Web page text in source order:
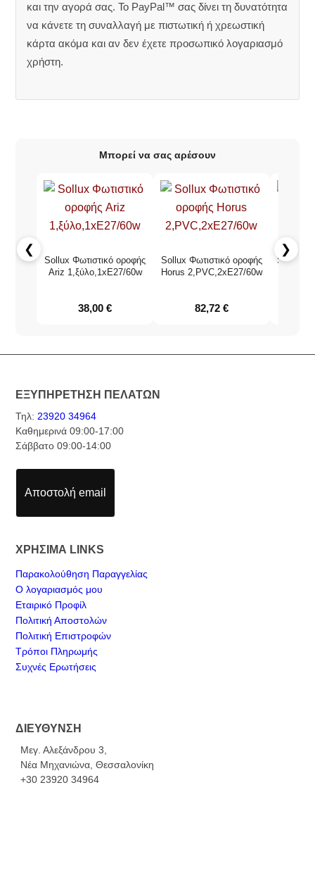
και την αγορά σας. Το PayPal™ σας δίνει τη δυνατότητα
να κάνετε τη συναλλαγή με πιστωτική ή χρεωστική
κάρτα ακόμα και αν δεν έχετε προσωπικό λογαριασμό
χρήστη.
Μπορεί να σας αρέσουν
❮
Sollux Φωτιστικό οροφής
Ariz 1,ξύλο,1xE27/60w
38,00€
Sollux Φωτιστικό οροφής
Horus 2,PVC,2xE27/60w
82,72 €
Sollux
❯
ΕΞΥΠΗΡΕΤΗΣΗ ΠΕΛΑΤΩΝ
Τηλ:23920 34964
Καθημερινά 09:00-17:00
Σάββατο 09:00-14:00
Αποστολή email
ΧΡΗΣΙΜΑ LINKS
Παρακολούθηση Παραγγελίας
Ο λογαριασμός μου
Εταιρικό Προφίλ
Πολιτική Αποστολών
Πολιτική Επιστροφών
Τρόποι Πληρωμής
Συχνές Ερωτήσεις
ΔΙΕΥΘΥΝΣΗ
Μεγ. Αλεξάνδρου 3,
Νέα Μηχανιώνα, Θεσσαλονίκη
+30 23920 34964